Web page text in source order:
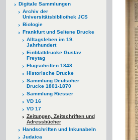
Digitale Sammlungen
Archiv der
Universitätsbibliothek JCS
Biologie
Frankfurt und Seltene Drucke
Alltagsleben im 19.
Jahrhundert
Einblattdrucke Gustav
Freytag
Flugschriften 1848
Historische Drucke
Sammlung Deutscher
Drucke 1801-1870
Sammlung Riesser
VD 16
VD 17
Zeitungen, Zeitschriften und
Adressbücher
Handschriften und Inkunabeln
Judaica